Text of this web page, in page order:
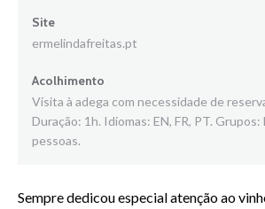
Site
ermelindafreitas.pt
Acolhimento
Visita à adega com necessidade de
Duração: 1h. Idiomas: EN, FR, PT.
pessoas.
Sempre dedicou especial atenção ao